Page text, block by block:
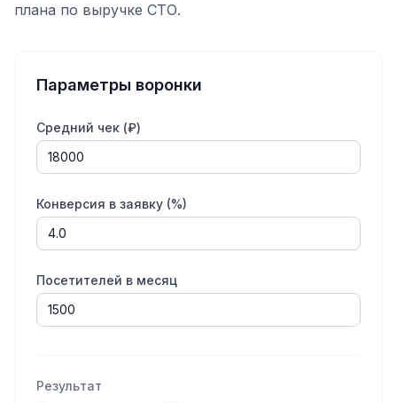
плана по выручке СТО.
Параметры воронки
Средний чек (₽)
Конверсия в заявку (%)
Посетителей в месяц
Результат